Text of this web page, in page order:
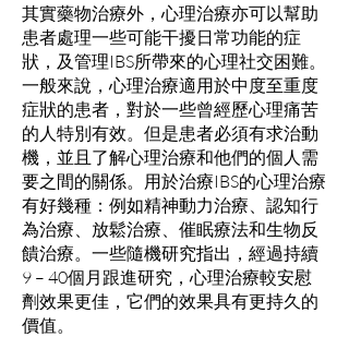
其實藥物治療外，心理治療亦可以幫助
患者處理一些可能干擾日常功能的症
狀，及管理IBS所帶來的心理社交困難。
一般來說，心理治療適用於中度至重度
症狀的患者，對於一些曾經歷心理痛苦
的人特別有效。但是患者必須有求治動
機，並且了解心理治療和他們的個人需
要之間的關係。用於治療IBS的心理治療
有好幾種：例如精神動力治療、認知行
為治療、放鬆治療、催眠療法和生物反
饋治療。一些隨機研究指出，經過持續
9 – 40個月跟進研究，心理治療較安慰
劑效果更佳，它們的效果具有更持久的
價值。